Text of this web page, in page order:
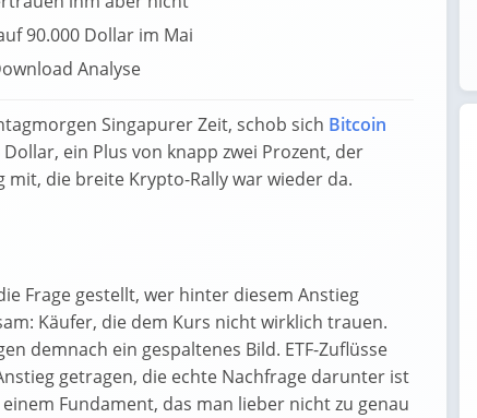
90.000 Dollar im Mai
Singapurer Zeit, schob sich Bitcoin
ein Plus von knapp zwei Prozent, der
mit, die breite Krypto-Rally war wieder da.
Frage gestellt, wer hinter diesem Anstieg
Käufer, die dem Kurs nicht wirklich trauen.
demnach ein gespaltenes Bild. ETF-Zuflüsse
getragen, die echte Nachfrage darunter ist
Fundament, das man lieber nicht zu genau